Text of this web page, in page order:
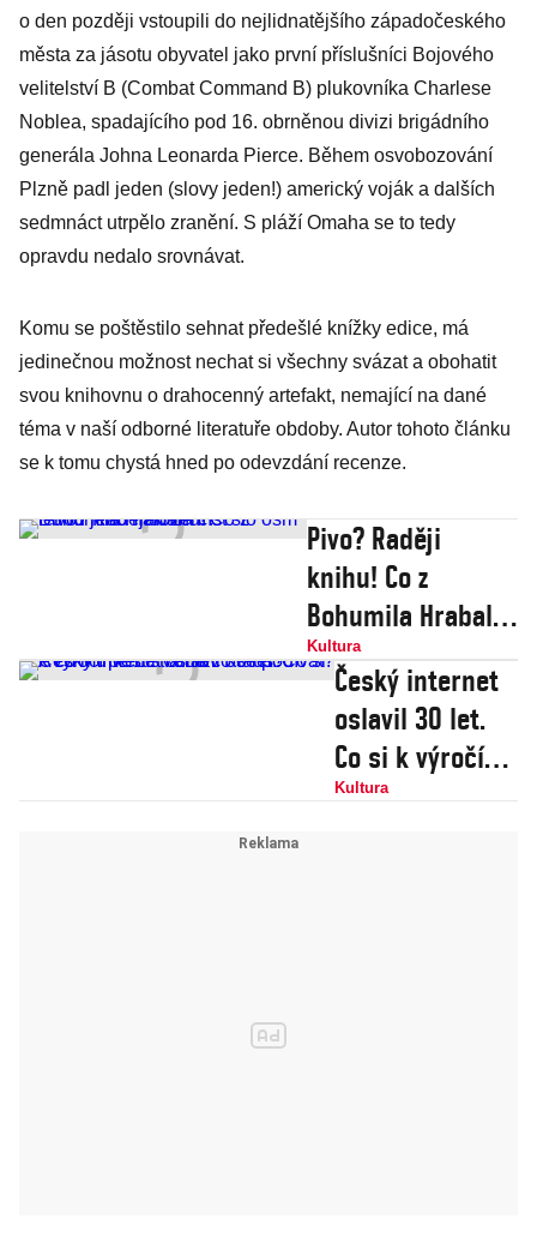
o den později vstoupili do nejlidnatějšího západočeského
města za jásotu obyvatel jako první příslušníci Bojového
velitelství B (Combat Command B) plukovníka Charlese
Noblea, spadajícího pod 16. obrněnou divizi brigádního
generála Johna Leonarda Pierce. Během osvobozování
Plzně padl jeden (slovy jeden!) americký voják a dalších
sedmnáct utrpělo zranění. S pláží Omaha se to tedy
opravdu nedalo srovnávat.
Komu se poštěstilo sehnat předešlé knížky edice, má
jedinečnou možnost nechat si všechny svázat a obohatit
svou knihovnu o drahocenný artefakt, nemající na dané
téma v naší odborné literatuře obdoby. Autor tohoto článku
se k tomu chystá hned po odevzdání recenze.
Pivo? Raději
knihu! Co z
Bohumila Hrabala
číst sto osm let
od jeho narození?
Kultura
Český internet
oslavil 30 let.
Co si k výročí
přečíst a na co
Kultura